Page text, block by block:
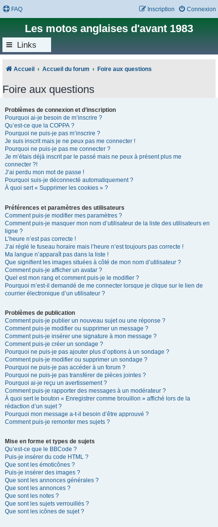
FAQ Connexion
Inscription
Les motos anglaises d'avant 1983
Links
Accueil Accueil du forum Foire aux questions
Foire aux questions
Problèmes de connexion et d’inscription
Pourquoi ai-je besoin de m’inscrire ?
Qu’est-ce que la COPPA ?
Pourquoi ne puis-je pas m’inscrire ?
Je suis inscrit mais je ne peux pas me connecter !
Pourquoi ne puis-je pas me connecter ?
Je m’étais déjà inscrit par le passé mais ne peux à présent plus me
connecter ?!
J’ai perdu mon mot de passe !
Pourquoi suis-je déconnecté automatiquement ?
À quoi sert « Supprimer les cookies » ?
Préférences et paramètres des utilisateurs
Comment puis-je modifier mes paramètres ?
Comment puis-je masquer mon nom d’utilisateur de la liste des utilisateurs en
ligne ?
L’heure n’est pas correcte !
J’ai réglé le fuseau horaire mais l’heure n’est toujours pas correcte !
Ma langue n’apparaît pas dans la liste !
Que signifient les images situées à côté de mon nom d’utilisateur ?
Comment puis-je afficher un avatar ?
Quel est mon rang et comment puis-je le modifier ?
Pourquoi m’est-il demandé de me connecter lorsque je clique sur le lien de
courrier électronique d’un utilisateur ?
Problèmes de publication
Comment puis-je publier un nouveau sujet ou une réponse ?
Comment puis-je modifier ou supprimer un message ?
Comment puis-je insérer une signature à mon message ?
Comment puis-je créer un sondage ?
Pourquoi ne puis-je pas ajouter plus d’options à un sondage ?
Comment puis-je modifier ou supprimer un sondage ?
Pourquoi ne puis-je pas accéder à un forum ?
Pourquoi ne puis-je pas transférer de pièces jointes ?
Pourquoi ai-je reçu un avertissement ?
Comment puis-je rapporter des messages à un modérateur ?
À quoi sert le bouton « Enregistrer comme brouillon » affiché lors de la
rédaction d’un sujet ?
Pourquoi mon message a-t-il besoin d’être approuvé ?
Comment puis-je remonter mes sujets ?
Mise en forme et types de sujets
Qu’est-ce que le BBCode ?
Puis-je insérer du code HTML ?
Que sont les émoticônes ?
Puis-je insérer des images ?
Que sont les annonces générales ?
Que sont les annonces ?
Que sont les notes ?
Que sont les sujets verrouillés ?
Que sont les icônes de sujet ?